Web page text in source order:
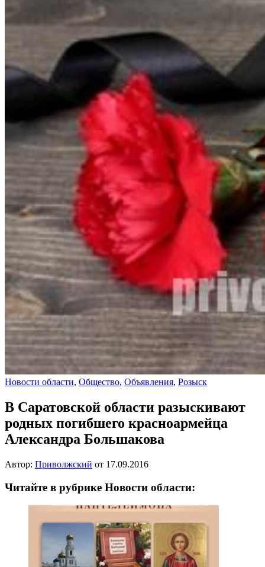
Новости области, Общество, Объявления, Розыск
В Саратовской области разыскивают
родных погибшего красноармейца
Александра Большакова
Автор: Приволжский от 17.09.2016
Читайте в рубрике Новости области: